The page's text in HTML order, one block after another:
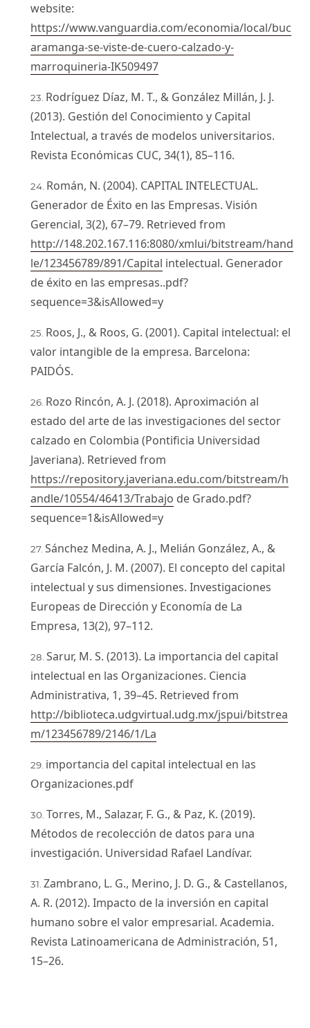
website:
https://www.vanguardia.com/economia/local/buc
aramanga-se-viste-de-cuero-calzado-y-
marroquineria-IK509497
Rodríguez Díaz, M. T., & González Millán, J. J.
(2013). Gestión del Conocimiento y Capital
Intelectual, a través de modelos universitarios.
Revista Económicas CUC, 34(1), 85–116.
Román, N. (2004). CAPITAL INTELECTUAL.
Generador de Éxito en las Empresas. Visión
Gerencial, 3(2), 67–79. Retrieved from
http://148.202.167.116:8080/xmlui/bitstream/hand
le/123456789/891/Capital intelectual. Generador
de éxito en las empresas..pdf?
sequence=3&isAllowed=y
Roos, J., & Roos, G. (2001). Capital intelectual: el
valor intangible de la empresa. Barcelona:
PAIDÓS.
Rozo Rincón, A. J. (2018). Aproximación al
estado del arte de las investigaciones del sector
calzado en Colombia (Pontificia Universidad
Javeriana). Retrieved from
https://repository.javeriana.edu.com/bitstream/h
andle/10554/46413/Trabajo de Grado.pdf?
sequence=1&isAllowed=y
Sánchez Medina, A. J., Melián González, A., &
García Falcón, J. M. (2007). El concepto del capital
intelectual y sus dimensiones. Investigaciones
Europeas de Dirección y Economía de La
Empresa, 13(2), 97–112.
Sarur, M. S. (2013). La importancia del capital
intelectual en las Organizaciones. Ciencia
Administrativa, 1, 39–45. Retrieved from
http://biblioteca.udgvirtual.udg.mx/jspui/bitstrea
m/123456789/2146/1/La
importancia del capital intelectual en las
Organizaciones.pdf
Torres, M., Salazar, F. G., & Paz, K. (2019).
Métodos de recolección de datos para una
investigación. Universidad Rafael Landívar.
Zambrano, L. G., Merino, J. D. G., & Castellanos,
A. R. (2012). Impacto de la inversión en capital
humano sobre el valor empresarial. Academia.
Revista Latinoamericana de Administración, 51,
15–26.